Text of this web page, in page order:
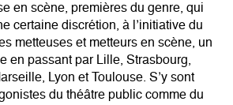
en scène, premières du genre, qui
certaine discrétion, à l’initiative du
metteuses et metteurs en scène, un
en passant par Lille, Strasbourg,
Lyon et Toulouse. S’y sont
du théâtre public comme du